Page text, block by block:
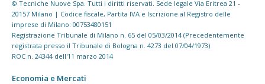
© Tecniche Nuove Spa. Tutti i diritti riservati. Sede legale Via Eritrea 21 -
20157 Milano | Codice fiscale, Partita IVA e Iscrizione al Registro delle
imprese di Milano: 00753480151
Registrazione Tribunale di Milano n. 65 del 05/03/2014 (Precedentemente
registrata presso il Tribunale di Bologna n. 4273 del 07/04/1973)
ROC n. 24344 dell'11 marzo 2014
Economia e Mercati